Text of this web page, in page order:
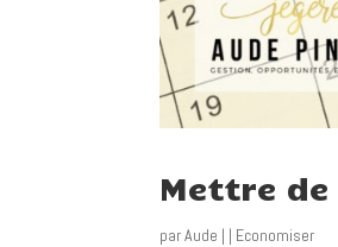
Mettre de
parAude | | Economiser